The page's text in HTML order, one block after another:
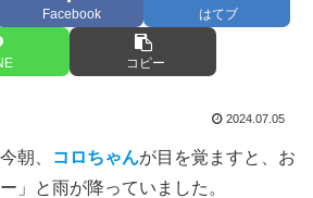
Facebook はてブ
コピー
2024.07.05
朝、 コロちゃんが目を覚ますと、お
」と雨が降っていました。